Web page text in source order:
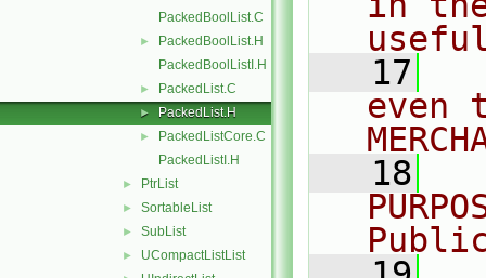
PackedBoolList.C
►
PackedBoolList.H
PackedBoolListI.H
► PackedList.C
► PackedList.H
►
PackedListCore.C
PackedListI.H
► PtrList
► SortableList
► SubList
► UCompactListList
   17
even
   18